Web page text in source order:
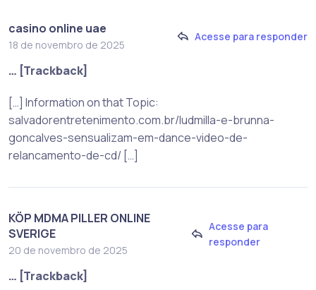
casino online uae
18 de novembro de 2025
Acesse para responder
… [Trackback]
[…] Information on that Topic:
salvadorentretenimento.com.br/ludmilla-e-brunna-
goncalves-sensualizam-em-dance-video-de-
relancamento-de-cd/ […]
KÖP MDMA PILLER ONLINE
SVERIGE
20 de novembro de 2025
Acesse para
responder
… [Trackback]